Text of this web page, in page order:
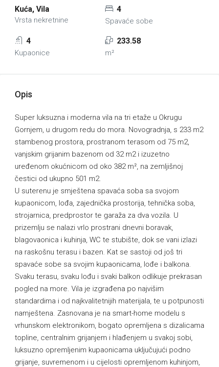
Kuća, Vila
Vrsta nekretnine
4
Spavaće sobe
4
Kupaonice
233.58
m²
Opis
Super luksuzna i moderna vila na tri etaže u Okrugu
Gornjem, u drugom redu do mora. Novogradnja, s 233 m2
stambenog prostora, prostranom terasom od 75 m2,
vanjskim grijanim bazenom od 32 m2 i izuzetno
uređenom okućnicom od oko 382 m², na zemljišnoj
čestici od ukupno 501 m2.
U suterenu je smještena spavaća soba sa svojom
kupaonicom, lođa, zajednička prostorija, tehnička soba,
strojarnica, predprostor te garaža za dva vozila. U
prizemlju se nalazi vrlo prostrani dnevni boravak,
blagovaonica i kuhinja, WC te stubište, dok se vani izlazi
na raskošnu terasu i bazen. Kat se sastoji od još tri
spavaće sobe sa svojim kupaonicama, lođe i balkona.
Svaku terasu, svaku lođu i svaki balkon odlikuje prekrasan
pogled na more. Vila je izgrađena po najvišim
standardima i od najkvalitetnijih materijala, te u potpunosti
namještena. Zasnovana je na smart-home modelu s
vrhunskom elektronikom, bogato opremljena s dizalicama
topline, centralnim grijanjem i hlađenjem u svakoj sobi,
luksuzno opremljenim kupaonicama uključujući podno
grijanje, suvremenom i u cijelosti opremljenom kuhinjom,